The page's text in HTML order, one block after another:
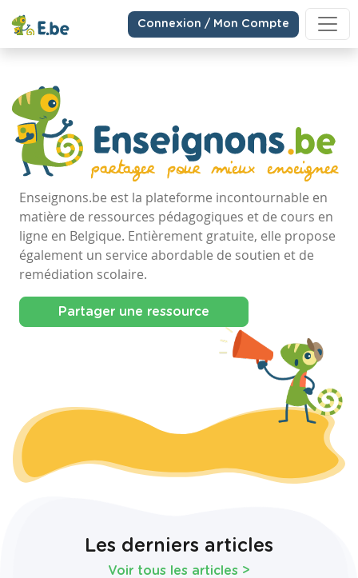
Connexion / Mon Compte
Enseignons.be est la plateforme incontournable en
matière de ressources pédagogiques et de cours en
ligne en Belgique. Entièrement gratuite, elle propose
également un service abordable de soutien et de
remédiation scolaire.
Partager une ressource
Les derniers articles
Voir tous les articles >